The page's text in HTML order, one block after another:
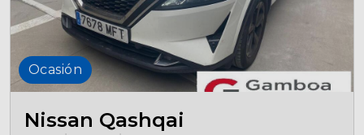
Ocasión
Nissan Qashqai